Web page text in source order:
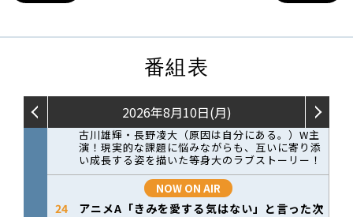
番組表